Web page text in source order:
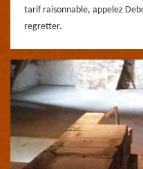
tarif raisonnable, appelez
regretter.